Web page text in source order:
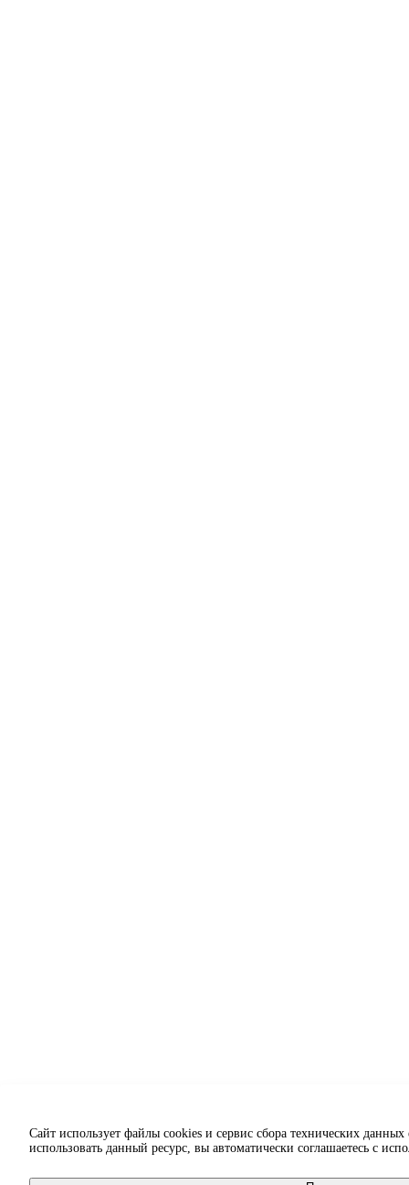
Сайт использует файлы cookies и сервис сбора технических
использовать данный ресурс, вы автоматически соглашаетесь с